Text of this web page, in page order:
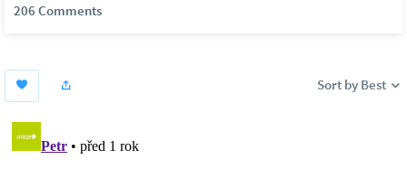
206 Comments
Sort by Best